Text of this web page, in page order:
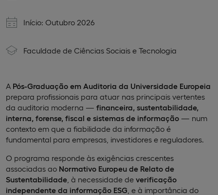
Início: Outubro 2026
Faculdade de Ciências Sociais e Tecnologia
A Pós-Graduação em Auditoria da Universidade Europeia
prepara profissionais para atuar nas principais vertentes
da auditoria moderna — financeira, sustentabilidade,
interna, forense, fiscal e sistemas de informação — num
contexto em que a fiabilidade da informação é
fundamental para empresas, investidores e reguladores.
O programa responde às exigências crescentes
associadas ao Normativo Europeu de Relato de
Sustentabilidade , à necessidade de verificação
independente da informação ESG , e à importância do